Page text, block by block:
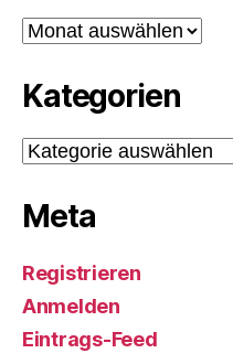
Archiv
Kategorien
Kategorien
Meta
Registrieren
Anmelden
Eintrags-Feed